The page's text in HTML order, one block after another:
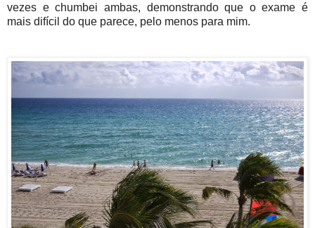
vezes e chumbei ambas, demonstrando que o exame é
mais difícil do que parece, pelo menos para mim.